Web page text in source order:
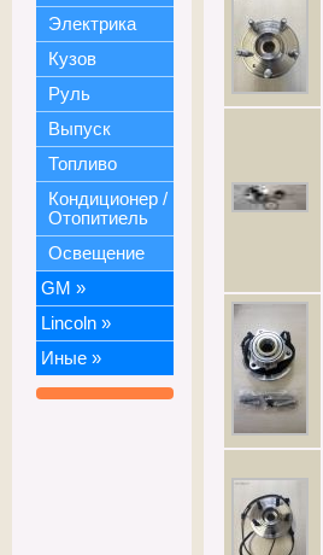
Электрика
Кузов
Руль
Выпуск
Топливо
Кондиционер /
Отопитиель
Освещение
GM »
Lincoln »
Иные »